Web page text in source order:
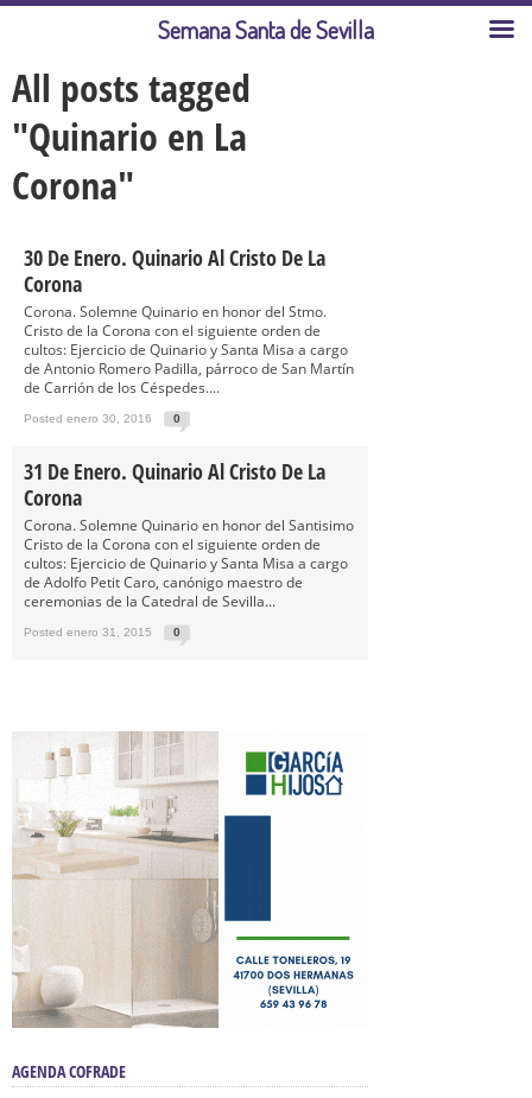
All posts tagged
"Quinario en La
Corona"
30 De Enero. Quinario Al Cristo De La
Corona
Corona. Solemne Quinario en honor del Stmo.
Cristo de la Corona con el siguiente orden de
cultos: Ejercicio de Quinario y Santa Misa a cargo
de Antonio Romero Padilla, párroco de San Martín
de Carrión de los Céspedes....
Posted enero 30, 2016 0
31 De Enero. Quinario Al Cristo De La
Corona
Corona. Solemne Quinario en honor del Santisimo
Cristo de la Corona con el siguiente orden de
cultos: Ejercicio de Quinario y Santa Misa a cargo
de Adolfo Petit Caro, canónigo maestro de
ceremonias de la Catedral de Sevilla...
Posted enero 31, 2015 0
AGENDA COFRADE
Semana Santa de Sevilla